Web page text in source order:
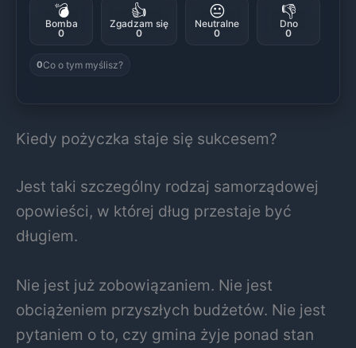
💣
Bomba
0
👍
Zgadzam się
0
😐
Neutralne
0
👎
Dno
0
0Co o tym myślisz?
Kiedy pożyczka staje się sukcesem?
Jest taki szczególny rodzaj samorządowej
opowieści, w której dług przestaje być
długiem.
Nie jest już zobowiązaniem. Nie jest
obciążeniem przyszłych budżetów. Nie jest
pytaniem o to, czy gmina żyje ponad stan